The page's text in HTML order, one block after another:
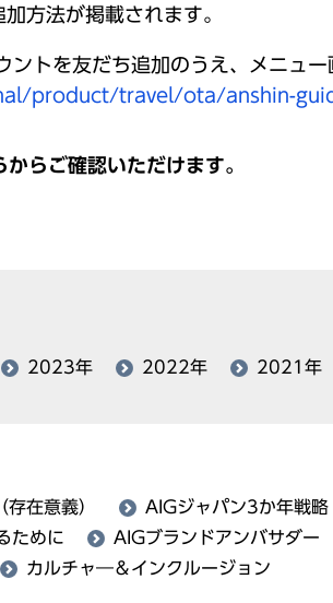
方法が掲載されます。
トを友だち追加のうえ、メニュー
product/travel/ota/anshin-
らご確認いただけます。
2023年 2022年 2021年
在意義） AIGジャパン3か年戦略
ために AIGブランドアンバサダー
カルチャ―＆インクルージョン